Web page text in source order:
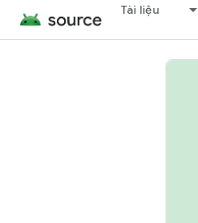
Tài liệu